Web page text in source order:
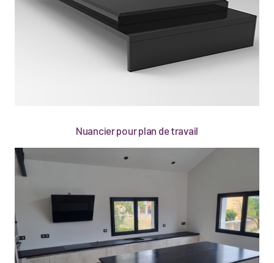
Nuancier pour plan de travail